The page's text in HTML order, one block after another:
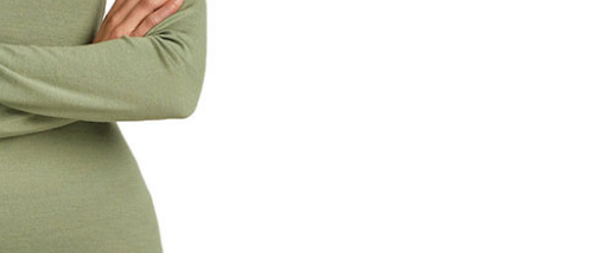
「AFTEE先享後付」，若未經同意申辦者引起之損失，本公司不負相關責
任。
４．使用「AFTEE先享後付」時，將依據個別帳號之用戶狀況，依本公司
即時審查核予不同之上限額度；若仍有額度不足之情形，本公司將視審查
結果請求用戶進行身份認證。
５．嚴禁一人註冊多個帳號或使用他人資訊註冊。若發現惡意使用之情
形，恩沛科技股份有限公司將有權停止該用戶之使用額度並採取法律行
每筆NT$100，滿NT$1,000(含以上)免運費
桃源戶外門市取貨
每筆NT$100，滿NT$1,000(含以上)免運費
宅配
每筆NT$100，滿NT$1,000(含以上)免運費